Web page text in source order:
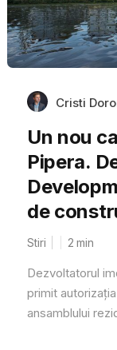
Cristi
Un nou
Pipera.
de
Stiri 2 min
Dezvoltatorul
primit
ansamblului